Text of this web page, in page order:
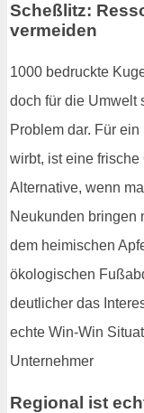
Scheßlitz:
vermeiden
1000 bedruckte
doch für die Umwelt
Problem dar. Für
wirbt, ist eine
Alternative, wenn
Neukunden bringen
dem heimischen
ökologischen
deutlicher das
echte Win-Win
Unternehmer
Regional ist